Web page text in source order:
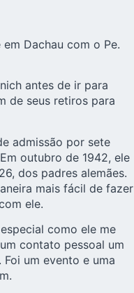
Dachau com o Pe.
antes de ir para
de seus retiros para
admissão por sete
outubro de 1942, ele
dos padres alemães.
mais fácil de fazer
ele.
como ele me
contato pessoal um
um evento e uma